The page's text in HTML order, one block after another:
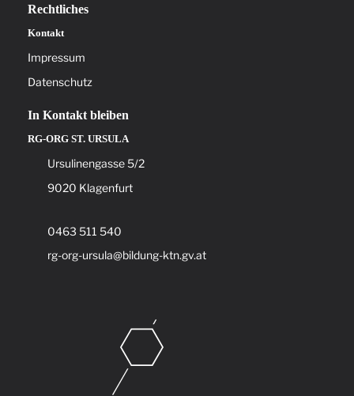
Rechtliches
Kontakt
Impressum
Datenschutz
In Kontakt bleiben
RG-ORG ST. URSULA
Ursulinengasse 5/2
9020 Klagenfurt
0463 511 540
rg-org-ursula@bildung-ktn.gv.at